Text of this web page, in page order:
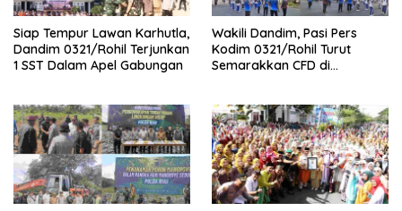
Siap Tempur Lawan Karhutla,
Dandim 0321/Rohil Terjunkan
1 SST Dalam Apel Gabungan
Wakili Dandim, Pasi Pers
Kodim 0321/Rohil Turut
Semarakkan CFD di